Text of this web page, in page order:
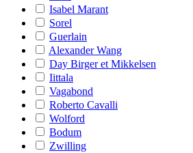
Isabel Marant
Sorel
Guerlain
Alexander Wang
Day Birger et Mikkelsen
Iittala
Vagabond
Roberto Cavalli
Wolford
Bodum
Zwilling